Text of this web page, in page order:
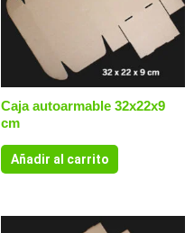
Caja autoarmable 32x22x9
cm
Añadir al carrito